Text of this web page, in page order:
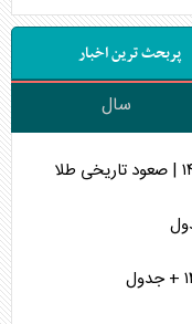
پربحث ترین اخبار
سال